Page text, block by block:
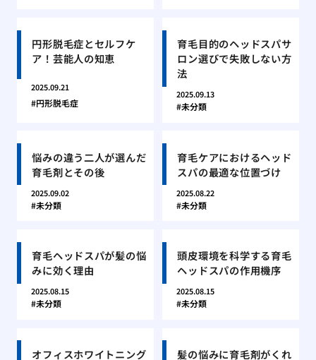
円形脱毛症とセルフケ
ア！芸能人の知恵
2025.09.21
円形脱毛症
育毛目的のヘッドスパサ
ロン選びで失敗しない方
法
2025.09.13
未分類
悩みの違う二人が選んだ
育毛剤とその後
2025.09.02
未分類
育毛ケアにおけるヘッド
スパの最適な位置づけ
2025.08.22
未分類
育毛ヘッドスパが髪の悩
みに効く理由
2025.08.15
未分類
頭皮環境を科学する育毛
ヘッドスパの作用機序
2025.08.15
未分類
オフィスホワイトニング 髪の悩みに育毛剤がくれ